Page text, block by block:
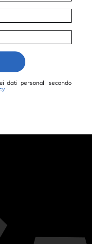
dati personali secondo